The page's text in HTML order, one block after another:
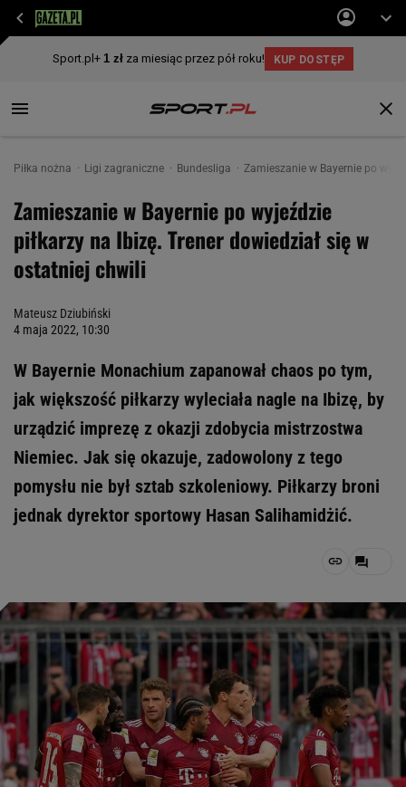
Piłka nożna Ligi zagraniczne Bundesliga Zamieszanie w Bayernie po
Zamieszanie w Bayernie po wyjeździe
piłkarzy na Ibizę. Trener dowiedział się w
ostatniej chwili
Mateusz Dziubiński
4 maja 2022, 10:30
W Bayernie Monachium zapanował chaos po tym,
jak większość piłkarzy wyleciała nagle na Ibizę, by
urządzić imprezę z okazji zdobycia mistrzostwa
Niemiec. Jak się okazuje, zadowolony z tego
pomysłu nie był sztab szkoleniowy. Piłkarzy broni
jednak dyrektor sportowy Hasan Salihamidżić.